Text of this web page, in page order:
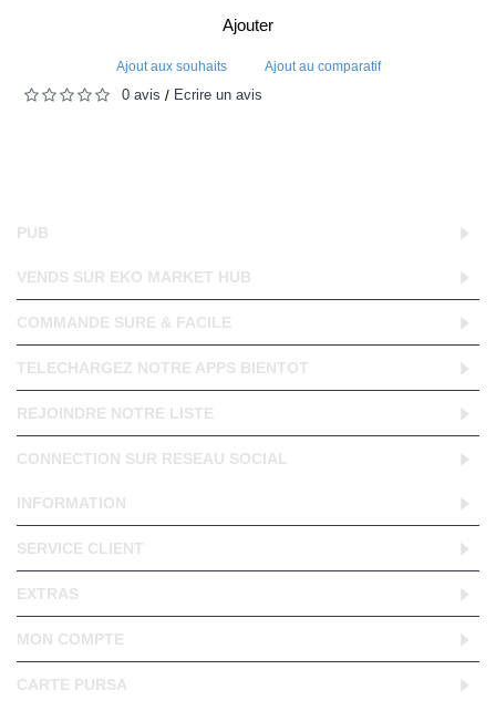
Ajouter
Ajout aux souhaits Ajout au comparatif
0 avis / Écrire un avis
PUB
VENDS SUR EKO MARKET HUB
COMMANDE SURE & FACILE
TELECHARGEZ NOTRE APPS BIENTOT
REJOINDRE NOTRE LISTE
CONNECTION SUR RESEAU SOCIAL
INFORMATION
SERVICE CLIENT
EXTRAS
MON COMPTE
CARTE PURSA